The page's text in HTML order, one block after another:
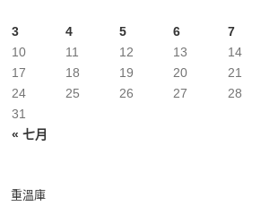
« 七月
3
4 5 6 7
10
11 12 13 14
17
18 19 20 21
24
25 26 27 28
31
重溫庫